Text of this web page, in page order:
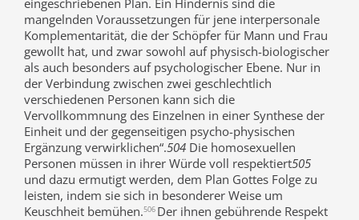
eingeschriebenen Plan. Ein Hindernis sind die
mangelnden Voraussetzungen für jene interpersonale
Komplementarität, die der Schöpfer für Mann und Frau
gewollt hat, und zwar sowohl auf physisch-biologischer
als auch besonders auf psychologischer Ebene. Nur in
der Verbindung zwischen zwei geschlechtlich
verschiedenen Personen kann sich die
Vervollkommnung des Einzelnen in einer Synthese der
Einheit und der gegenseitigen psycho-physischen
Ergänzung verwirklichen“.504 Die homosexuellen
Personen müssen in ihrer Würde voll respektiert505
und dazu ermutigt werden, dem Plan Gottes Folge zu
leisten, indem sie sich in besonderer Weise um
Keuschheit bemühen.506 Der ihnen gebührende Respekt